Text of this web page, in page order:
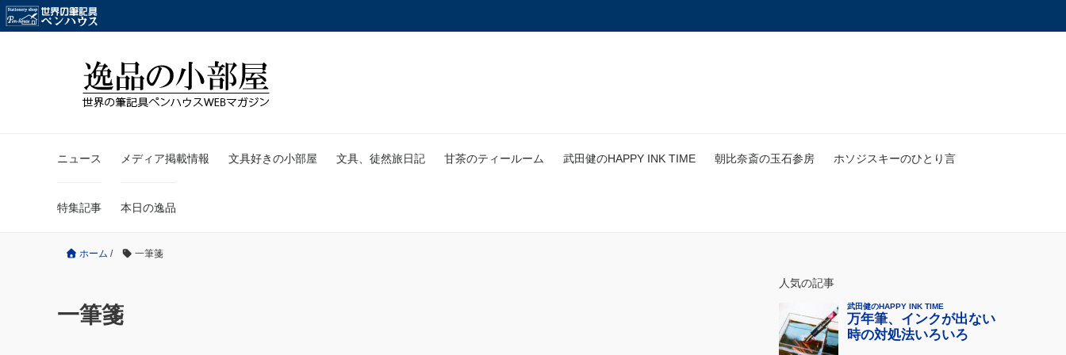
ニュース メディア掲載情報 文具好きの小部屋 文具、徒然旅日記 甘茶のティールーム 武田健のHAPPY INK TIME 朝比奈斎の玉石参房 ホソジスキーのひとり言
特集記事 本日の逸品
ホーム / 一筆箋
一筆箋
人気の記事